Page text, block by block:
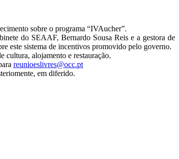
sobre o programa “IVAucher”.
do SEAAF, Bernardo Sousa Reis e a gestora de
este sistema de incentivos promovido pelo governo.
cultura, alojamento e restauração.
reunioeslivres@occ.pt
em diferido.